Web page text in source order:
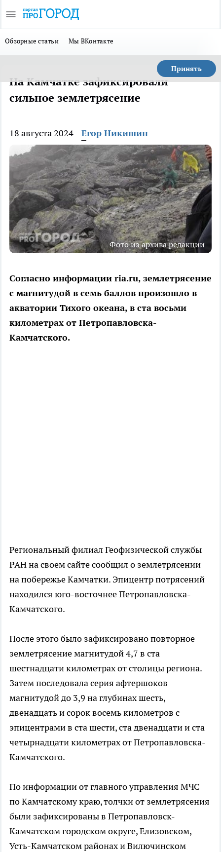
Обзорные статьи Мы ВКонтакте
Принять
На Камчатке зафиксировали
сильное землетрясение
18 августа 2024 Егор Никишин
Фото из архива редакции
Согласно информации ria.ru, землетрясение
с магнитудой в семь баллов произошло в
акватории Тихого океана, в ста восьми
километрах от Петропавловска-
Камчатского.
Региональный филиал Геофизической службы
РАН на своем сайте сообщил о землетрясении
на побережье Камчатки. Эпицентр потрясений
находился юго-восточнее Петропавловска-
Камчатского.
После этого было зафиксировано повторное
землетрясение магнитудой 4,7 в ста
шестнадцати километрах от столицы региона.
Затем последовала серия афтершоков
магнитудой до 3,9 на глубинах шесть,
двенадцать и сорок восемь километров с
эпицентрами в ста шести, ста двенадцати и ста
четырнадцати километрах от Петропавловска-
Камчатского.
По информации от главного управления МЧС
по Камчатскому краю, толчки от землетрясения
были зафиксированы в Петропавловск-
Камчатском городском округе, Елизовском,
Усть-Камчатском районах и Вилючинском